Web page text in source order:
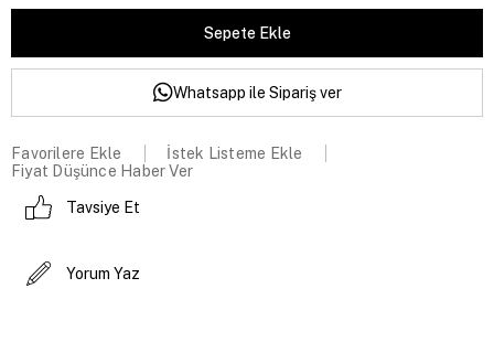
Whatsapp ile Sipariş ver
Favorilere Ekle
İstek Listeme Ekle
Fiyat Düşünce Haber Ver
Tavsiye Et
Yorum Yaz